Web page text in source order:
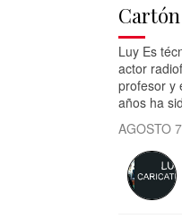
Cartón
Luy Es
actor
profesor y
años ha
AGOSTO